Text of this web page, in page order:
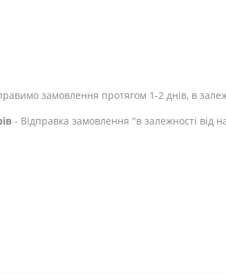
замовлення протягом 1-2 днів, в
- Відправка замовлення "в залежності від